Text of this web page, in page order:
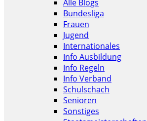
Alle Blogs
Bundesliga
Frauen
Jugend
Internationales
Info Ausbildung
Info Regeln
Info Verband
Schulschach
Senioren
Sonstiges